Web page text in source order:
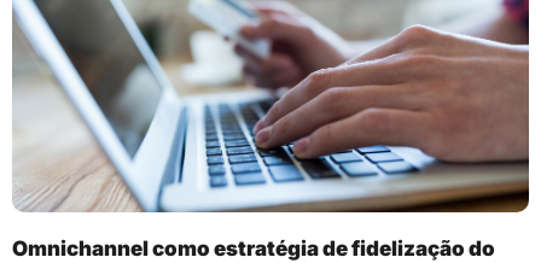
Omnichannel como estratégia de fidelização do